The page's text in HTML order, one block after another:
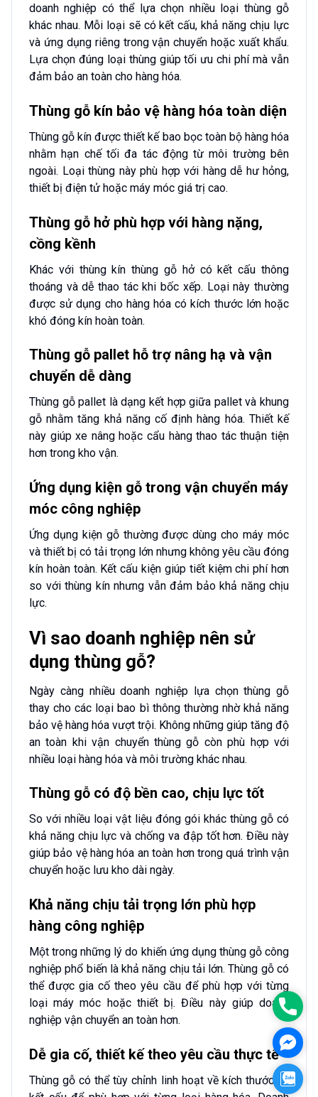
doanh nghiệp có thể lựa chọn nhiều loại thùng gỗ
khác nhau. Mỗi loại sẽ có kết cấu, khả năng chịu lực
và ứng dụng riêng trong vận chuyển hoặc xuất khẩu.
Lựa chọn đúng loại thùng giúp tối ưu chi phí mà vẫn
đảm bảo an toàn cho hàng hóa.
Thùng gỗ kín bảo vệ hàng hóa toàn diện
Thùng gỗ kín được thiết kế bao bọc toàn bộ hàng hóa
nhằm hạn chế tối đa tác động từ môi trường bên
ngoài. Loại thùng này phù hợp với hàng dễ hư hỏng,
thiết bị điện tử hoặc máy móc giá trị cao.
Thùng gỗ hở phù hợp với hàng nặng,
cồng kềnh
Khác với thùng kín thùng gỗ hở có kết cấu thông
thoáng và dễ thao tác khi bốc xếp. Loại này thường
được sử dụng cho hàng hóa có kích thước lớn hoặc
khó đóng kín hoàn toàn.
Thùng gỗ pallet hỗ trợ nâng hạ và vận
chuyển dễ dàng
Thùng gỗ pallet là dạng kết hợp giữa pallet và khung
gỗ nhằm tăng khả năng cố định hàng hóa. Thiết kế
này giúp xe nâng hoặc cẩu hàng thao tác thuận tiện
hơn trong kho vận.
Ứng dụng kiện gỗ trong vận chuyển máy
móc công nghiệp
Ứng dụng kiện gỗ thường được dùng cho máy móc
và thiết bị có tải trọng lớn nhưng không yêu cầu đóng
kín hoàn toàn. Kết cấu kiện giúp tiết kiệm chi phí hơn
so với thùng kín nhưng vẫn đảm bảo khả năng chịu
lực.
Vì sao doanh nghiệp nên sử
dụng thùng gỗ?
Ngày càng nhiều doanh nghiệp lựa chọn thùng gỗ
thay cho các loại bao bì thông thường nhờ khả năng
bảo vệ hàng hóa vượt trội. Không những giúp tăng độ
an toàn khi vận chuyển thùng gỗ còn phù hợp với
nhiều loại hàng hóa và môi trường khác nhau.
Thùng gỗ có độ bền cao, chịu lực tốt
So với nhiều loại vật liệu đóng gói khác thùng gỗ có
khả năng chịu lực và chống va đập tốt hơn. Điều này
giúp bảo vệ hàng hóa an toàn hơn trong quá trình vận
chuyển hoặc lưu kho dài ngày.
Khả năng chịu tải trọng lớn phù hợp
hàng công nghiệp
Một trong những lý do khiến ứng dụng thùng gỗ công
nghiệp phổ biến là khả năng chịu tải lớn. Thùng gỗ có
thể được gia cố theo yêu cầu để phù hợp với từng
loại máy móc hoặc thiết bị. Điều này giúp doanh
nghiệp vận chuyển an toàn hơn.
Dễ gia cố, thiết kế theo yêu cầu thực tế
Thùng gỗ có thể tùy chỉnh linh hoạt về kích thước vàZalo